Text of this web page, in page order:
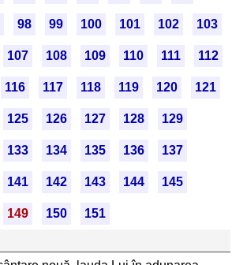
98 99 100 101 102 103
107 108 109 110 111 112
116 117 118 119 120 121
125 126 127 128 129
133 134 135 136 137
141 142 143 144 145
149 150
151